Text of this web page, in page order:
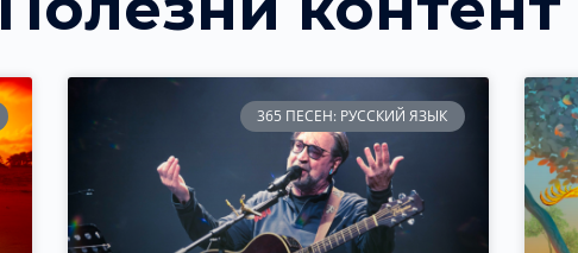
365 ПЕСЕН: РУССКИЙ ЯЗЫК